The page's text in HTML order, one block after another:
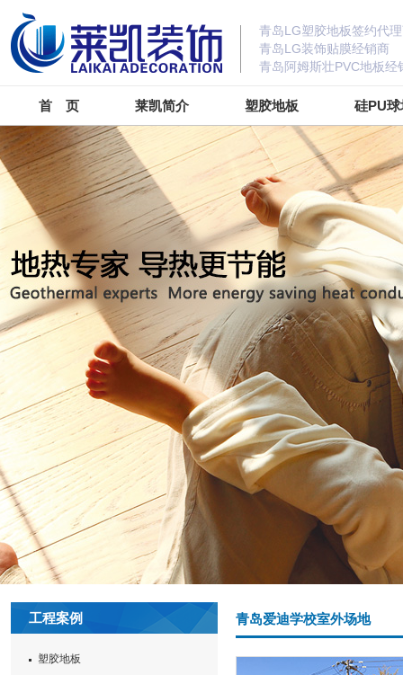
青岛LG塑胶地板签约代
青岛LG装饰贴膜经销商
青岛阿姆斯壮PVC地板经
首 页 莱凯简介 塑胶地板 硅PU球
工程案例
塑胶地板
青岛爱迪学校室外场地